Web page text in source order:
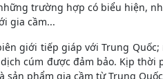
trường hợp có biểu hiện,
gia cầm...
giới tiếp giáp với Trung
cúm được đảm bảo. Kịp thời
phẩm gia cầm từ Trung